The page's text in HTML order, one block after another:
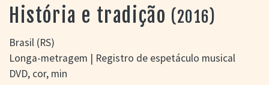
> BUSCA AVANÇADA
> FILMOGRAFIAS DE
CINEASTAS
> DISCOGRAFIAS
> BIBLIOGRAFIAS
História e tradição (2016)
Brasil (RS)
Longa-metragem | Registro de espetáculo musical
DVD, cor, min